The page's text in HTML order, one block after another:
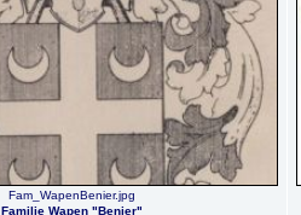
Fam_WapenBenier.jpg
Familie Wapen "Benier"